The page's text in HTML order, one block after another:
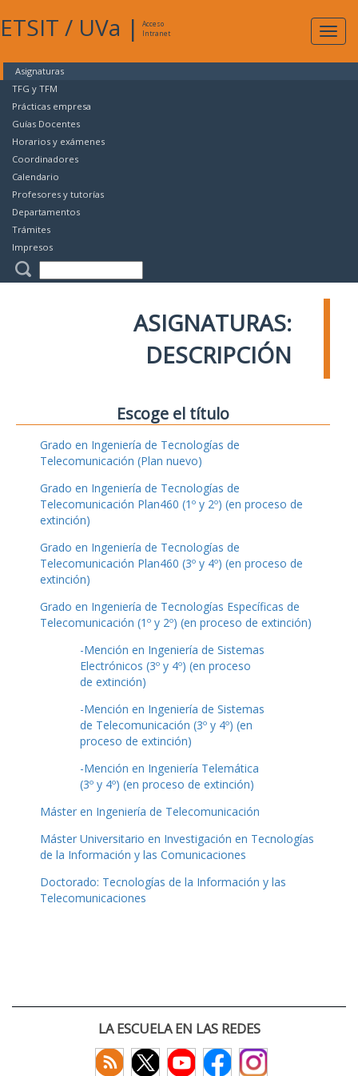
ETSIT / UVa |
Acceso
Intranet
Asignaturas
TFG y TFM
Prácticas empresa
Guías Docentes
Horarios y exámenes
Coordinadores
Calendario
Profesores y tutorías
Departamentos
Trámites
Impresos
ASIGNATURAS:
DESCRIPCIÓN
Escoge el título
Grado en Ingeniería de Tecnologías de
Telecomunicación (Plan nuevo)
Grado en Ingeniería de Tecnologías de
Telecomunicación Plan460 (1º y 2º) (en proceso de
extinción)
Grado en Ingeniería de Tecnologías de
Telecomunicación Plan460 (3º y 4º) (en proceso de
extinción)
Grado en Ingeniería de Tecnologías Específicas de
Telecomunicación (1º y 2º) (en proceso de extinción)
-Mención en Ingeniería de Sistemas
Electrónicos (3º y 4º) (en proceso
de extinción)
-Mención en Ingeniería de Sistemas
de Telecomunicación (3º y 4º) (en
proceso de extinción)
-Mención en Ingeniería Telemática
(3º y 4º) (en proceso de extinción)
Máster en Ingeniería de Telecomunicación
Máster Universitario en Investigación en Tecnologías
de la Información y las Comunicaciones
Doctorado: Tecnologías de la Información y las
Telecomunicaciones
LA ESCUELA EN LAS REDES